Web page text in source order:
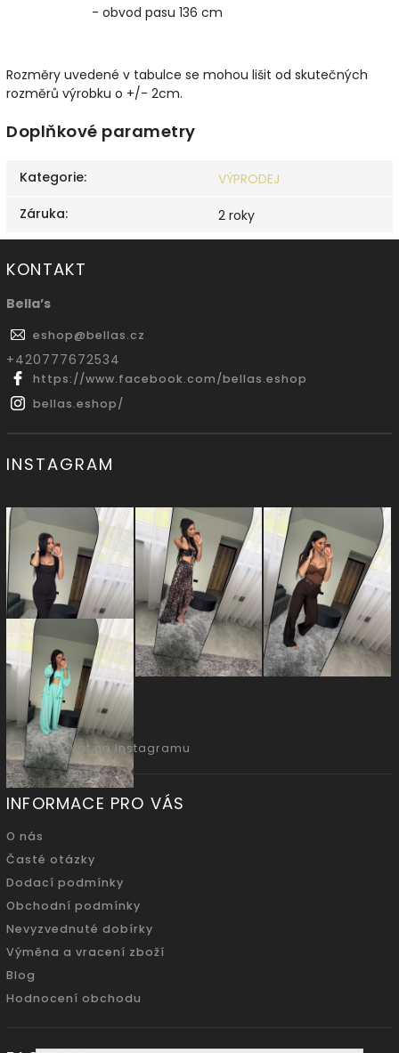
- obvod pasu 136 cm
Rozměry uvedené v tabulce se mohou lišit od skutečných
rozměrů výrobku o +/- 2cm.
Doplňkové parametry
Kategorie:
VÝPRODEJ
Záruka: 2 roky
KONTAKT
Bella’s
eshop@bellas.cz
‭+420777672534
https://www.facebook.com/bellas.eshop
bellas.eshop/
INSTAGRAM
Sledovat na Instagramu
INFORMACE PRO VÁS
O nás
Časté otázky
Dodací podmínky
Obchodní podmínky
Nevyzvednuté dobírky
Výměna a vracení zboží
Blog
Hodnocení obchodu